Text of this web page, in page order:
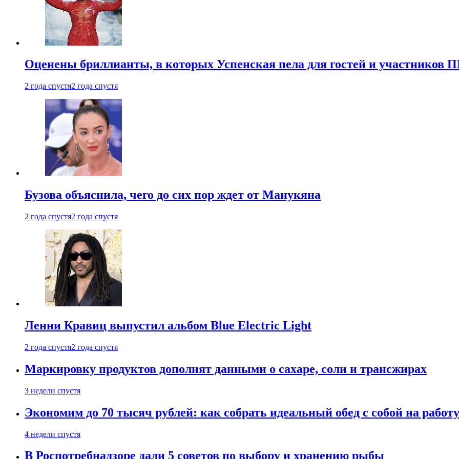
Оценены бриллианты, в которых Успенская пела для гостей и
2 года спустя2 года спустя
Бузова объяснила, чего до сих пор ждет от Манукяна
2 года спустя2 года спустя
Ленни Кравиц выпустил альбом Blue Electric Light
2 года спустя2 года спустя
Маркировку продуктов дополнят данными о сахаре, соли и трансжирах
3 недели спустя
Экономим до 70 тысяч рублей: как собрать идеальный обед с собой на работу
4 недели спустя
В Роспотребнадзоре дали 5 советов по выбору и хранению рыбы